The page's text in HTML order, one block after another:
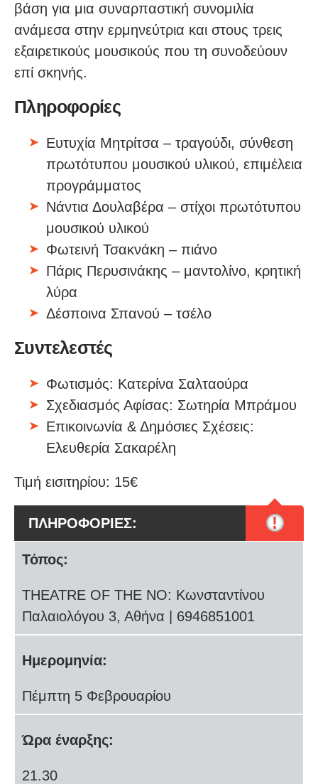
βάση για μια συναρπαστική συνομιλία
ανάμεσα στην ερμηνεύτρια και στους τρεις
εξαιρετικούς μουσικούς που τη συνοδεύουν
επί σκηνής.
Πληροφορίες
Ευτυχία Μητρίτσα – τραγούδι, σύνθεση
πρωτότυπου μουσικού υλικού, επιμέλεια
προγράμματος
Νάντια Δουλαβέρα – στίχοι πρωτότυπου
μουσικού υλικού
Φωτεινή Τσακνάκη – πιάνο
Πάρις Περυσινάκης – μαντολίνο, κρητική
λύρα
Δέσποινα Σπανού – τσέλο
Συντελεστές
Φωτισμός: Κατερίνα Σαλταούρα
Σχεδιασμός Αφίσας: Σωτηρία Μπράμου
Επικοινωνία & Δημόσιες Σχέσεις:
Ελευθερία Σακαρέλη
Τιμή εισιτηρίου: 15€
ΠΛΗΡΟΦΟΡΙΕΣ: !
Τόπος:
THEATRE OF THE NO: Κωνσταντίνου
Παλαιολόγου 3, Αθήνα | 6946851001
Ημερομηνία:
Πέμπτη 5 Φεβρουαρίου
Ώρα έναρξης:
21.30